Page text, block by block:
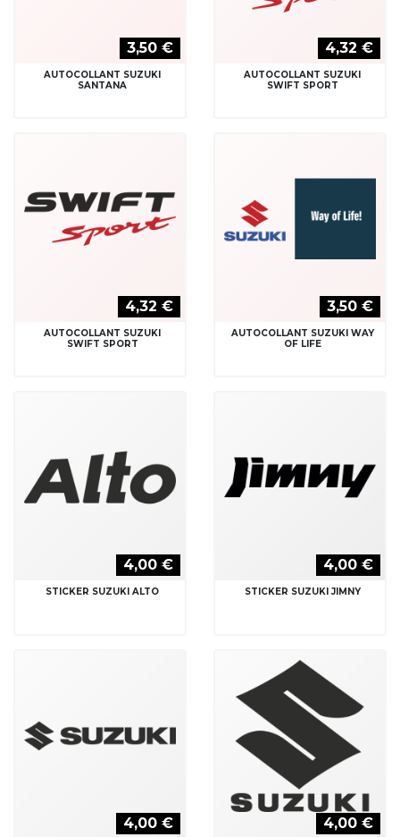
3,50 €
AUTOCOLLANT SUZUKI
SANTANA
4,32 €
AUTOCOLLANT SUZUKI
SWIFT SPORT
4,32 €
AUTOCOLLANT SUZUKI
SWIFT SPORT
3,50 €
AUTOCOLLANT SUZUKI WAY
OF LIFE
4,00 €
STICKER SUZUKI ALTO
4,00 €
STICKER SUZUKI JIMNY
4,00 € 4,00 €